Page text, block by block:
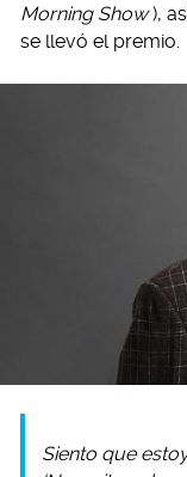
Morning Show ),
se llevó el premio.
Siento que